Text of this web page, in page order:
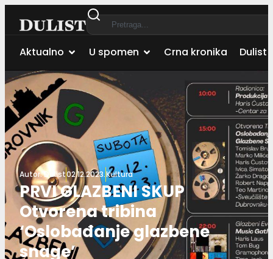
Aktualno U spomen Crna kronika Dulist
Autor:Dulist02.12.2023.Kultura
PRVI GLAZBENI SKUP
Otvorena tribina
‘Oslobađanje glazbene
snage’